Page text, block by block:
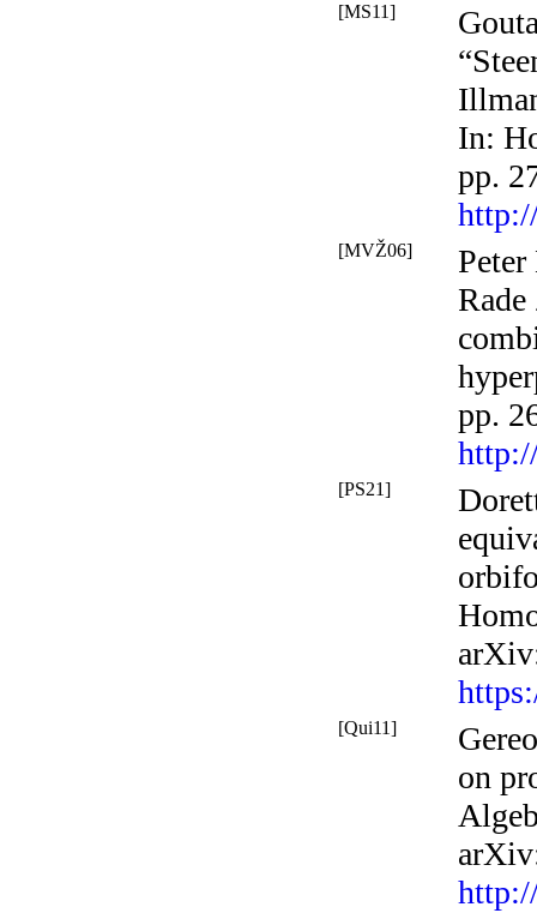
[MS11]
In:
pp.
[MVŽ06]
pp.
[PS21]
[Qui11]
on